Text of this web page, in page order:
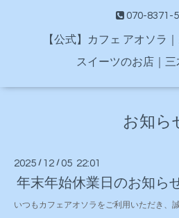
070-8371-
【公式】カフェ アオソラ
スイーツのお店｜三
お知ら
2025 / 12 / 05 22:01
年末年始休業日のお知ら
いつもカフェアオソラをご利用いただき、